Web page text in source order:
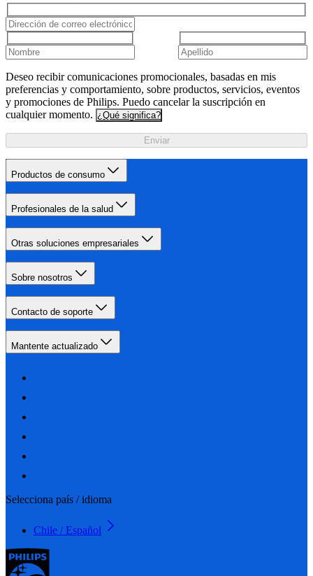
Deseo recibir comunicaciones promocionales, basadas en mis
preferencias y comportamiento, sobre productos, servicios, eventos
y promociones de Philips. Puedo cancelar la suscripción en
cualquier momento. ¿Qué significa?
Enviar
Productos de consumo
Profesionales de la salud
Otras soluciones empresariales
Sobre nosotros
Contacto de soporte
Mantente actualizado
Selecciona país / idioma
Chile / Español